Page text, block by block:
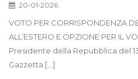
20-01-2026
VOTO PER CORRISPONDENZA
ALL’ESTERO E OPZIONE PER IL
Presidente della Repubblica del
Gazzetta [...]